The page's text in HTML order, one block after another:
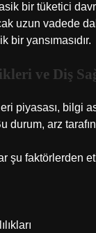
bir tüketici
uzun vadede
bir yansımasıdır.
ve Diş
piyasası, bilgi
durum, arz
şu faktörlerden